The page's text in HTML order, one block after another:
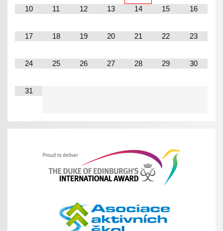
10 11 12 13 14 15 16
17 18 19 20 21 22 23
24 25 26 27 28 29 30
31